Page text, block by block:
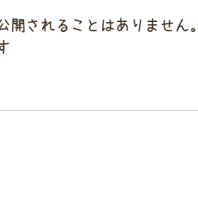
開されることはありません。